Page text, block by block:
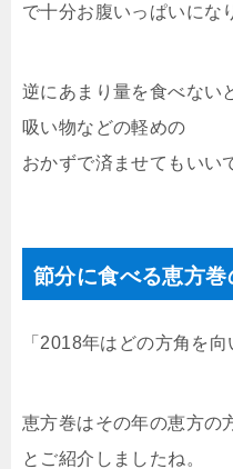
で十分お腹いっぱいにな
逆にあまり量を食べない
吸い物などの軽めの
おかずで済ませてもいい
節分に食べる恵方
「2018年はどの方角を
恵方巻はその年の恵方の
とご紹介しましたね。